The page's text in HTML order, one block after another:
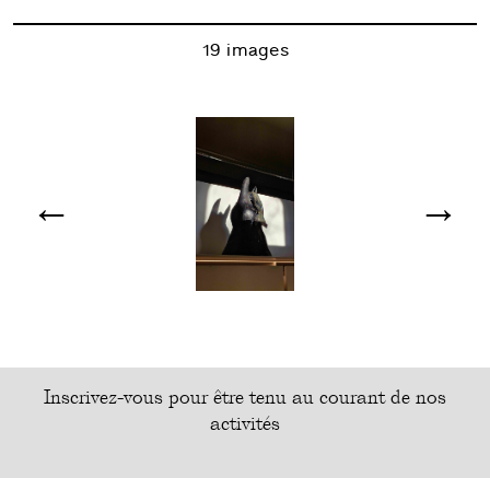
19 images
← →
Inscrivez-vous pour être tenu au courant de nos
activités